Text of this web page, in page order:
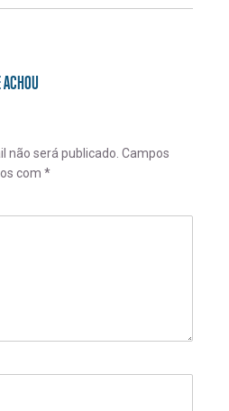
ACHOU
não será publicado. Campos
com *